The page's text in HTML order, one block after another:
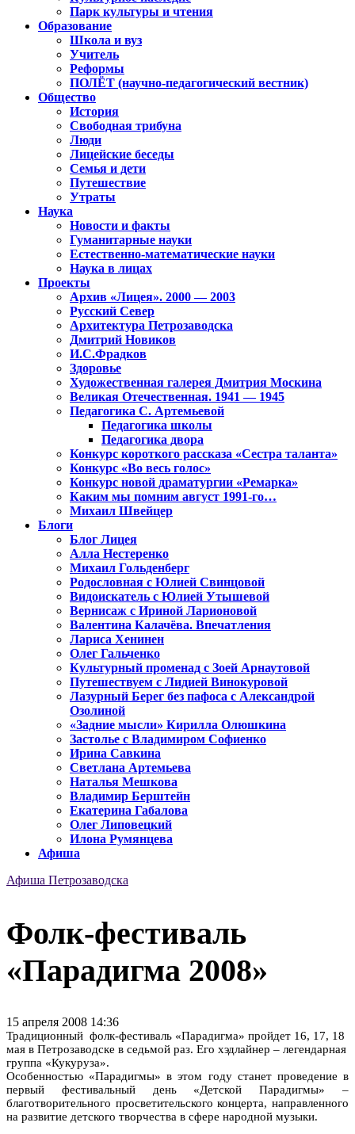
Парк культуры и чтения
Образование
Школа и вуз
Учитель
Реформы
ПОЛЁТ (научно-педагогический вестник)
Общество
История
Свободная трибуна
Люди
Лицейские беседы
Семья и дети
Путешествие
Утраты
Наука
Новости и факты
Гуманитарные науки
Естественно-математические науки
Наука в лицах
Проекты
Архив «Лицея». 2000 — 2003
Русский Север
Архитектура Петрозаводска
Дмитрий Новиков
И.С.Фрадков
Здоровье
Художественная галерея Дмитрия Москина
Великая Отечественная. 1941 — 1945
Педагогика С. Артемьевой
Педагогика школы
Педагогика двора
Конкурс короткого рассказа «Сестра таланта»
Конкурс «Во весь голос»
Конкурс новой драматургии «Ремарка»
Каким мы помним август 1991-го…
Михаил Швейцер
Блоги
Блог Лицея
Алла Нестеренко
Михаил Гольденберг
Родословная с Юлией Свинцовой
Видоискатель с Юлией Утышевой
Вернисаж с Ириной Ларионовой
Валентина Калачёва. Впечатления
Лариса Хенинен
Олег Гальченко
Культурный променад с Зоей Арнаутовой
Путешествуем с Лидией Винокуровой
Лазурный Берег без пафоса с Александрой
Озолиной
«Задние мысли» Кирилла Олюшкина
Застолье с Владимиром Софиенко
Ирина Савкина
Светлана Артемьева
Наталья Мешкова
Владимир Берштейн
Екатерина Габалова
Олег Липовецкий
Илона Румянцева
Афиша
Афиша Петрозаводска
Фолк-фестиваль
«Парадигма 2008»
15 апреля 2008 14:36
Традиционный фолк-фестиваль «Парадигма» пройдет 16, 17, 18
мая в Петрозаводске в седьмой раз. Его хэдлайнер – легендарная
группа «Кукуруза».
Особенностью «Парадигмы» в этом году станет проведение в
первый фестивальный день «Детской Парадигмы» –
благотворительного просветительского концерта, направленного
на развитие детского творчества в сфере народной музыки.